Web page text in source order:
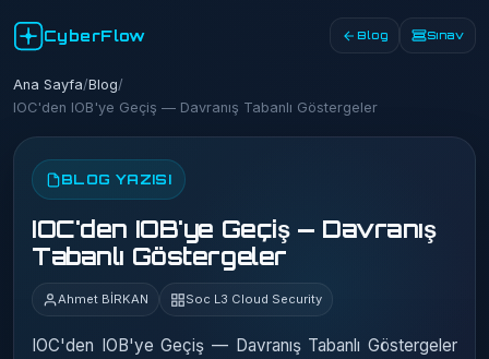
CyberFlow Blog Sınav
Ana Sayfa/Blog/
IOC'den IOB'ye Geçiş — Davranış Tabanlı Göstergeler
BLOG YAZISI
IOC'den IOB'ye Geçiş — Davranış
Tabanlı Göstergeler
Ahmet BİRKAN Soc L3 Cloud Security
IOC'den IOB'ye Geçiş — Davranış Tabanlı Göstergeler